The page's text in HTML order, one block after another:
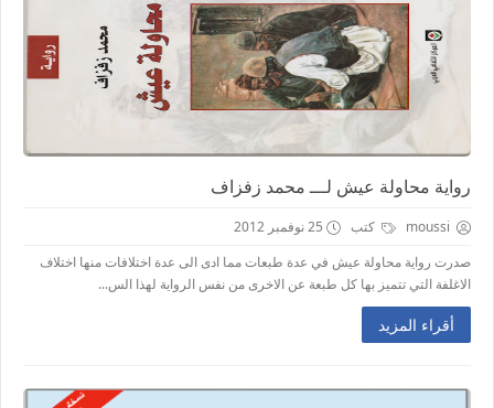
رواية محاولة عيش لـــ محمد زفزاف
moussi كتب
25 نوفمبر 2012
صدرت رواية محاولة عيش في عدة طبعات مما ادى الى عدة اختلافات منها اختلاف
الاغلفة التي تتميز بها كل طبعة عن الاخرى من نفس الرواية لهذا الس...
أقراء المزيد